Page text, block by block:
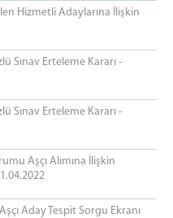
Hizmetli Adaylarına İlişkin
Sınav Erteleme Kararı -
Sınav Erteleme Kararı -
Aşçı Alımına İlişkin
Aday Tespit Sorgu Ekranı